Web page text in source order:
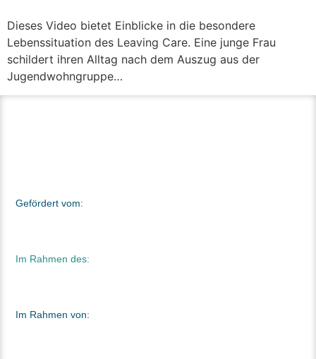
Dieses Video bietet Einblicke in die besondere
Lebenssituation des Leaving Care. Eine junge Frau
schildert ihren Alltag nach dem Auszug aus der
Jugendwohngruppe…
Gefördert vom:
Im Rahmen des:
Im Rahmen von: